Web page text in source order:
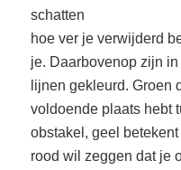
schatten
hoe ver je verwijderd
je. Daarbovenop zijn
lijnen gekleurd. Groen
voldoende plaats hebt
obstakel, geel
rood wil zeggen dat je